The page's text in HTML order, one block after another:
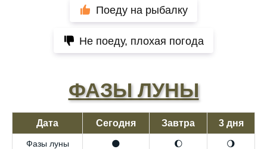
Поеду на рыбалку
Не поеду, плохая погода
ФАЗЫ ЛУНЫ
Дата Сегодня Завтра 3 дня
Фазы луны 🌑 🌔 🌖